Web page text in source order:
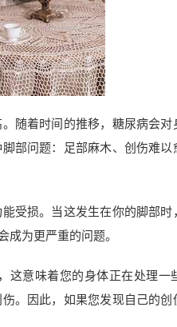
随着时间的推移，糖尿病会对
部问题：足部麻木、创伤难
受损。当这发生在你的脚部时
成为更严重的问题。
意味着您的身体正在处理一
。因此，如果您发现自己的创